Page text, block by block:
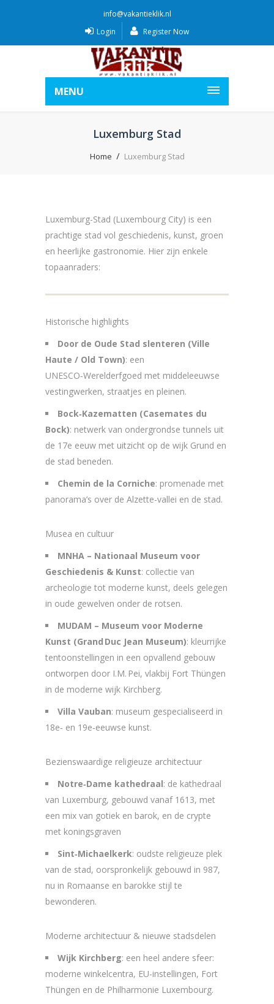
info@vakantieklik.nl
Login
Register Now
MENU
Luxemburg Stad
Home Luxemburg Stad
Luxemburg-Stad (Luxembourg City) is een
prachtige stad vol geschiedenis, kunst, groen
en heerlijke gastronomie. Hier zijn enkele
topaanraders:
Historische highlights
Door de Oude Stad slenteren (Ville
Haute / Old Town): een
UNESCO‑Werelderfgoed met middeleeuwse
vestingwerken, straatjes en pleinen.
Bock‑Kazematten (Casemates du
Bock): netwerk van ondergrondse tunnels uit
de 17e eeuw met uitzicht op de wijk Grund en
de stad beneden.
Chemin de la Corniche: promenade met
panorama’s over de Alzette-vallei en de stad.
Musea en cultuur
MNHA – Nationaal Museum voor
Geschiedenis & Kunst: collectie van
archeologie tot moderne kunst, deels gelegen
in oude gewelven onder de rotsen.
MUDAM – Museum voor Moderne
Kunst (Grand Duc Jean Museum): kleurrijke
tentoonstellingen in een opvallend gebouw
ontworpen door I.M. Pei, vlakbij Fort Thüngen
in de moderne wijk Kirchberg.
Villa Vauban: museum gespecialiseerd in
18e‑ en 19e‑eeuwse kunst.
Bezienswaardige religieuze architectuur
Notre‑Dame kathedraal: de kathedraal
van Luxemburg, gebouwd vanaf 1613, met
een mix van gotiek en barok, en de crypte
met koningsgraven
Sint‑Michaelkerk: oudste religieuze plek
van de stad, oorspronkelijk gebouwd in 987,
nu in Romaanse en barokke stijl te
bewonderen.
Moderne architectuur & nieuwe stadsdelen
Wijk Kirchberg: een heel andere sfeer:
moderne winkelcentra, EU-instellingen, Fort
Thüngen en de Philharmonie Luxembourg.